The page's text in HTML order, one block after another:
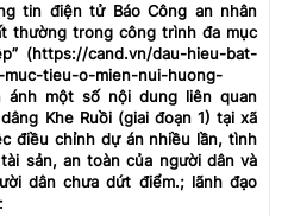
tin điện tử Báo Công an nhân
thường trong công trình đa mục
(https://cand.vn/dau-hieu-bat-
tieu-o-mien-nui-huong-
ánh một số nội dung liên quan
Khe Ruồi (giai đoạn 1) tại xã
điều chỉnh dự án nhiều lần, tình
sản, an toàn của người dân và
dân chưa dứt điểm.; lãnh đạo